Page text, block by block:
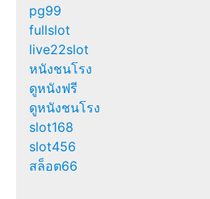
pg99
fullslot
live22slot
หนังชนโรง
ดูหนังฟรี
ดูหนังชนโรง
slot168
slot456
สล็อต66